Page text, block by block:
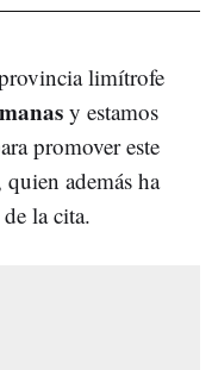
limítrofe
y estamos
promover este
además ha
la cita.